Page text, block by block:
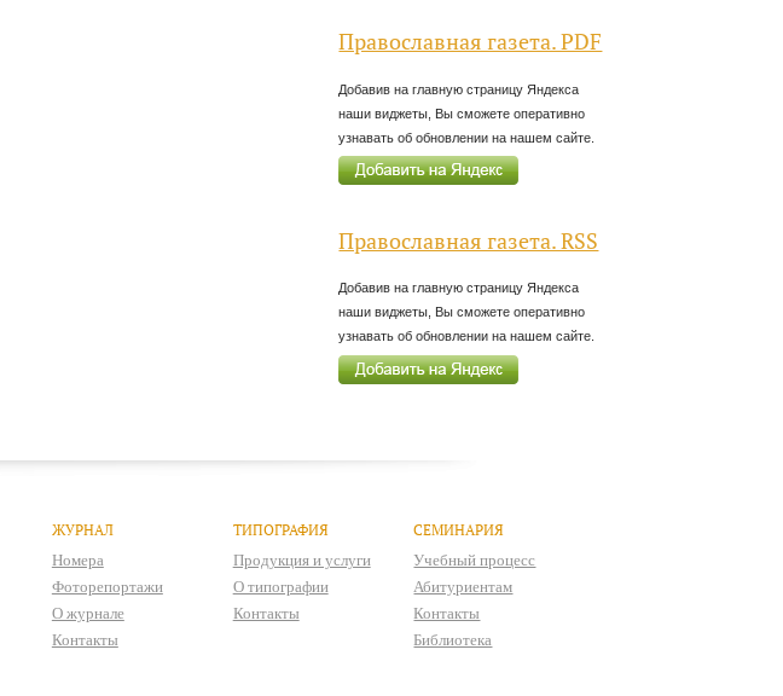
Православная газета. PDF
Добавив на главную страницу Яндекса
наши виджеты, Вы сможете оперативно
узнавать об обновлении на нашем сайте.
Православная газета. RSS
Добавив на главную страницу Яндекса
наши виджеты, Вы сможете оперативно
узнавать об обновлении на нашем сайте.
ЖУРНАЛ
Номера
Фоторепортажи
О журнале
Контакты
ТИПОГРАФИЯ
Продукция и услуги
О типографии
Контакты
СЕМИНАРИЯ
Учебный процесс
Абитуриентам
Контакты
Библиотека